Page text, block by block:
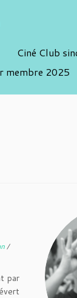
Ciné Club
membre 2025
/
par